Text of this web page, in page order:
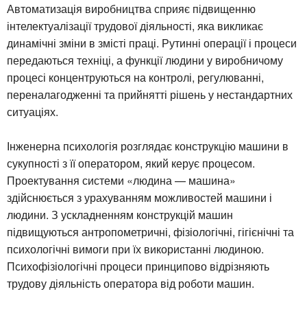
Автоматизація виробництва сприяє підвищенню
інтелектуалізації трудової діяльності, яка викликає
динамічні зміни в змісті праці. Рутинні операції і процеси
передаються техніці, а функції людини у виробничому
процесі концентруються на контролі, регулюванні,
переналагодженні та прийнятті рішень у нестандартних
ситуаціях.
Інженерна психологія розглядає конструкцію машини в
сукупності з її оператором, який керує процесом.
Проектування системи «людина — машина»
здійснюється з урахуванням можливостей машини і
людини. З ускладненням конструкцій машин
підвищуються антропометричні, фізіологічні, гігієнічні та
психологічні вимоги при їх використанні людиною.
Психофізіологічні процеси принципово відрізняють
трудову діяльність оператора від роботи машин.